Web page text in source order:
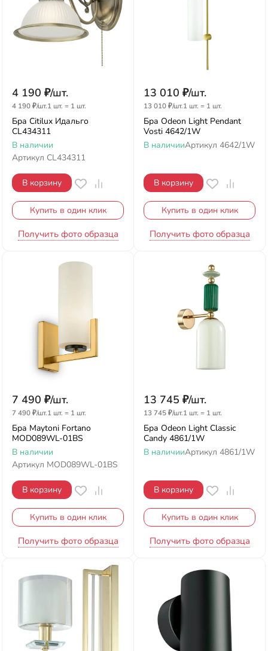
4 190 ₽/шт.
4 190₽/шт.1 шт. = 1 шт.
Бра Citilux Идальго
CL434311
В наличии
Артикул CL434311
В корзину
Купить в один клик
Получить фото образца
13 010 ₽/шт.
13 010₽/шт.1 шт. = 1 шт.
Бра Odeon Light Pendant
Vosti 4642/1W
В наличииАртикул 4642/1W
В корзину
Купить в один клик
Получить фото образца
7 490 ₽/шт.
7 490₽/шт.1 шт. = 1 шт.
Бра Maytoni Fortano
MOD089WL-01BS
В наличии
Артикул MOD089WL-01BS
В корзину
Купить в один клик
Получить фото образца
13 745 ₽/шт.
13 745₽/шт.1 шт. = 1 шт.
Бра Odeon Light Classic
Candy 4861/1W
В наличииАртикул 4861/1W
В корзину
Купить в один клик
Получить фото образца